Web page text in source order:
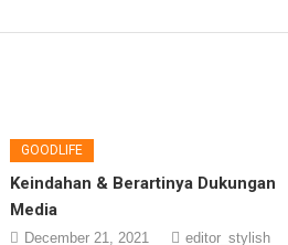
GOODLIFE
Keindahan & Berartinya Dukungan
Media
December 21, 2021 editor_stylish